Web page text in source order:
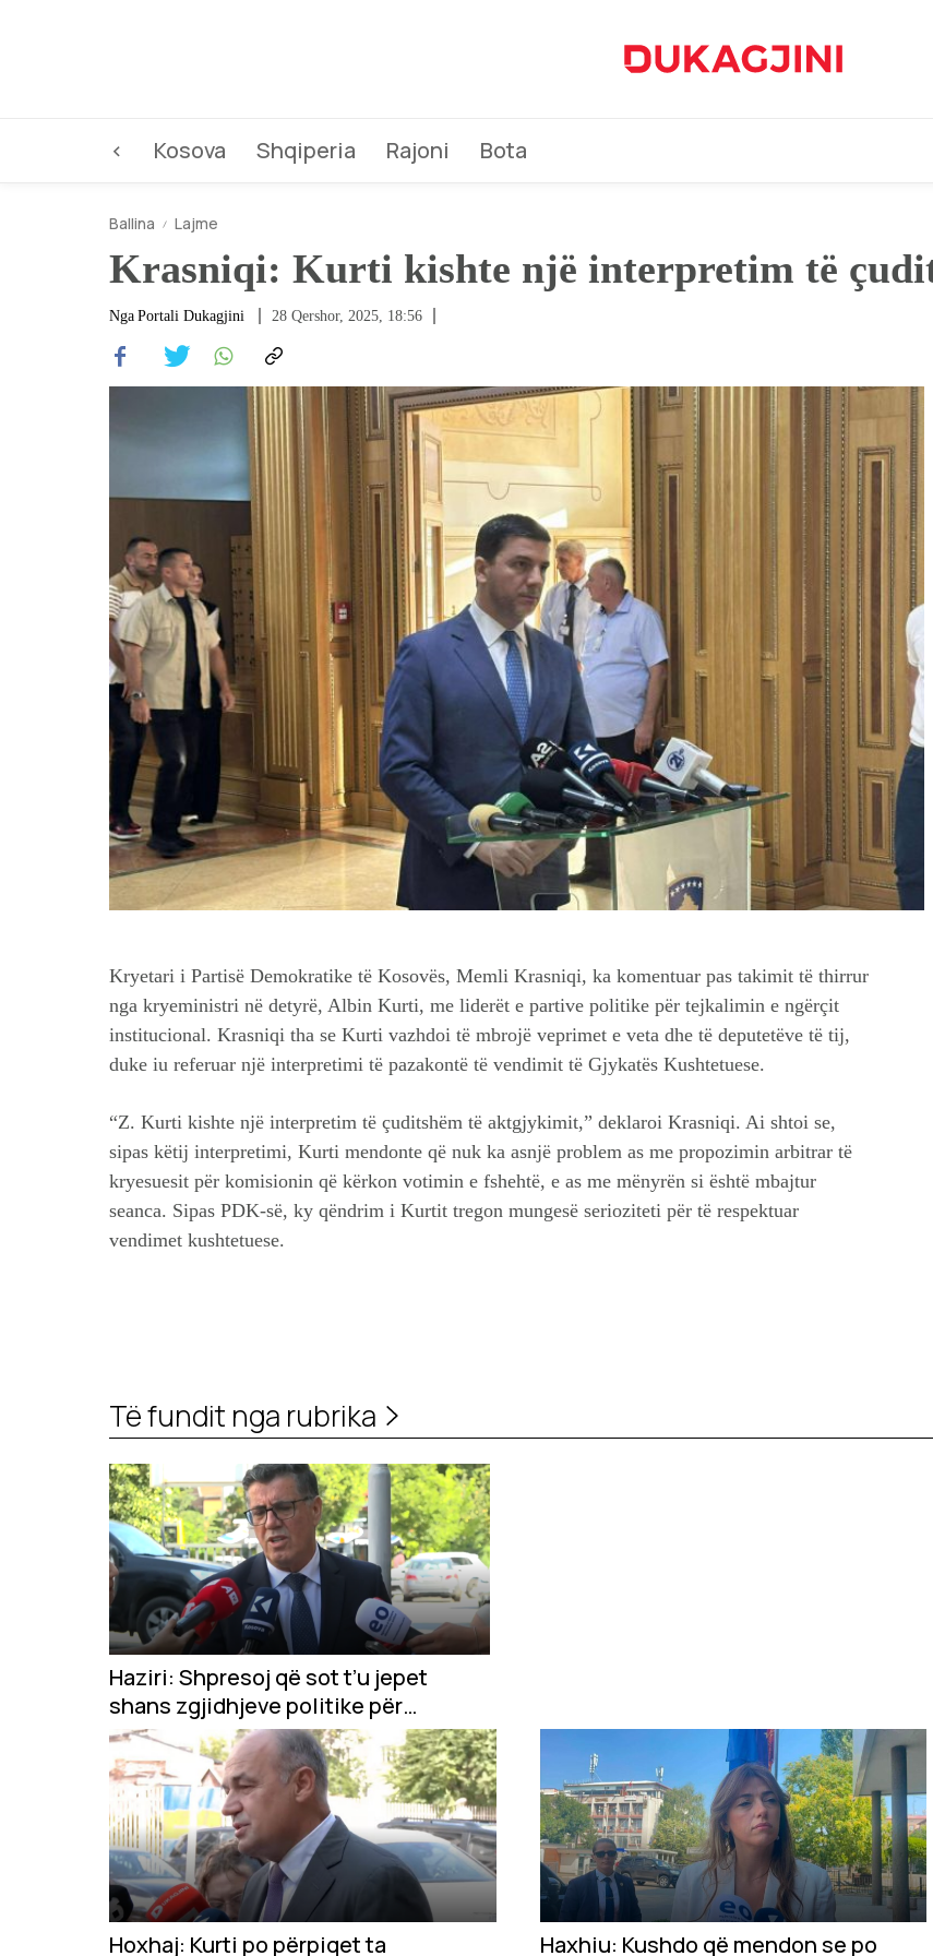
< Kosova Shqiperia Rajoni Bota
Ballina Lajme
Krasniqi: Kurti kishte një interpretim të
Nga Portali Dukagjini 28 Qershor, 2025, 18:56
Kryetari i Partisë Demokratike të Kosovës, Memli Krasniqi, ka komentuar pas takimit të thirrur
nga kryeministri në detyrë, Albin Kurti, me liderët e partive politike për tejkalimin e ngërçit
institucional. Krasniqi tha se Kurti vazhdoi të mbrojë veprimet e veta dhe të deputetëve të tij,
duke iu referuar një interpretimi të pazakontë të vendimit të Gjykatës Kushtetuese.
“Z. Kurti kishte një interpretim të çuditshëm të aktgjykimit,” deklaroi Krasniqi. Ai shtoi se,
sipas këtij interpretimi, Kurti mendonte që nuk ka asnjë problem as me propozimin arbitrar të
kryesuesit për komisionin që kërkon votimin e fshehtë, e as me mënyrën si është mbajtur
seanca. Sipas PDK-së, ky qëndrim i Kurtit tregon mungesë serioziteti për të respektuar
vendimet kushtetuese.
Të fundit nga rubrika
Haziri: Shpresoj që sot t’u jepet
shans zgjidhjeve politike për
normalizimin e Kuvendit
Hoxhaj: Kurti po përpiqet ta Haxhiu: Kushdo që mendon se po